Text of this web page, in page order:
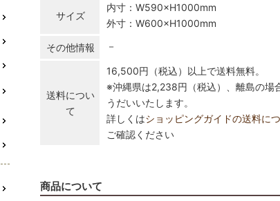
サイズ
内寸：W590×H1000mm
外寸：W600×H1000mm
その他情報 －
送料につい
て
16,500円（税込）以上で送料無料。
※沖縄県は2,238円（税込）、離島の場
うだいいたします。
詳しくはショッピングガイドの送料に
ご確認ください
商品について